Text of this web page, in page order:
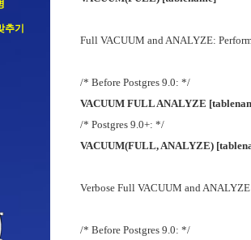
기
Full VACUUM and ANALYZE:
/* Before Postgres 9.0: */
VACUUM FULL ANALYZE
/* Postgres 9.0+: */
VACUUM(FULL, ANALYZE)
Verbose Full VACUUM and
/* Before Postgres 9.0: */